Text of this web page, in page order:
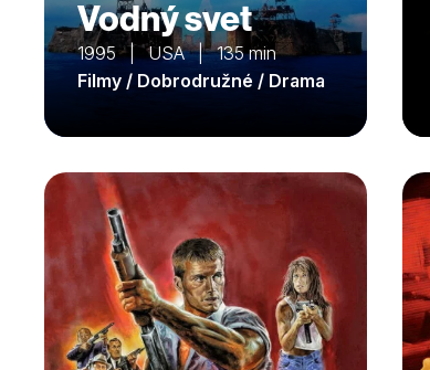
Vodný svet
1995 | USA | 135 min
Filmy / Dobrodružné / Drama